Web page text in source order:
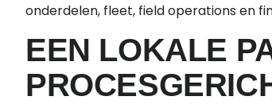
onderdelen, fleet, field operations en
EEN LOKALE